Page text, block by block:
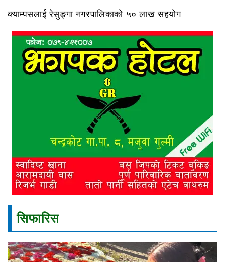
क्याम्पसलाई रेसुङ्गा नगरपालिकाको ५० लाख सहयोग
सिफारिस